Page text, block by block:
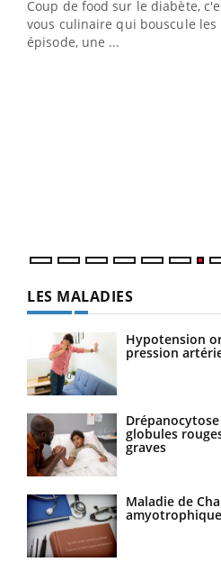
Coup de food sur le diabète,
vous culinaire qui bouscule les
épisode, une ...
LES MALADIES
Hypotension
pression
globules
graves
Maladie de